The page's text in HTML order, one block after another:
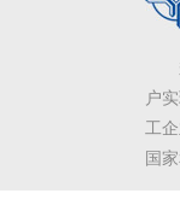
户
工
国